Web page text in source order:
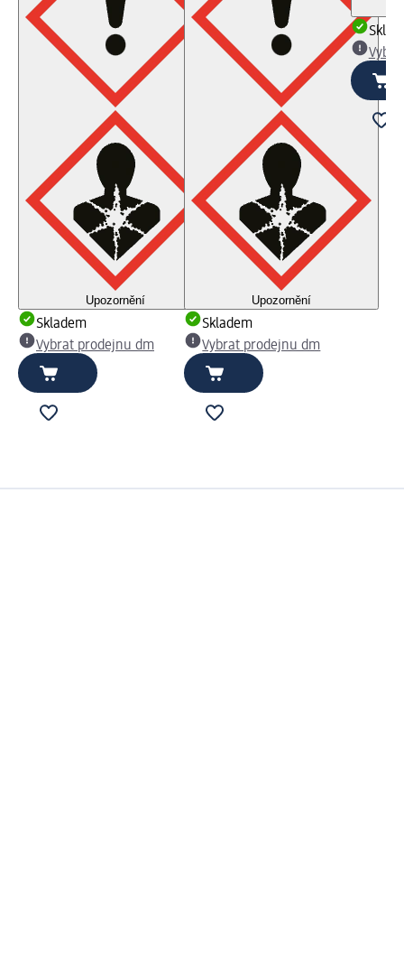
Upozornění
Skladem
Vybrat prodejnu dm
Upozornění
Skladem
Vybrat prodejnu dm